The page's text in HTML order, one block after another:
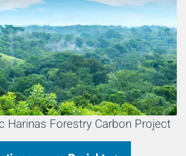
Harinas Forestry Carbon Project